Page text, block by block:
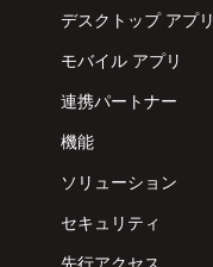
デスクトップ アプリ
モバイル アプリ
連携パートナー
機能
ソリューション
セキュリティ
先行アクセス